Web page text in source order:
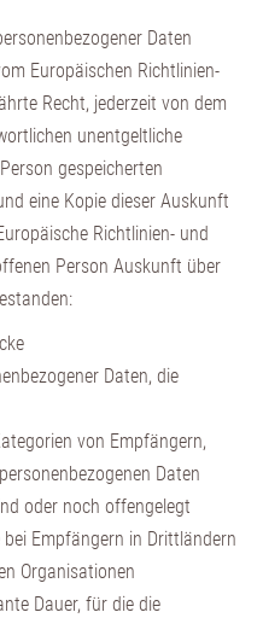
Daten
Europäischen Richtlinien-
Recht, jederzeit von dem
unentgeltliche
gespeicherten
eine Kopie dieser Auskunft
Richtlinien- und
Person Auskunft über
Daten, die
von Empfängern,
Daten
oder noch offengelegt
Empfängern in Drittländern
Organisationen
Dauer, für die die